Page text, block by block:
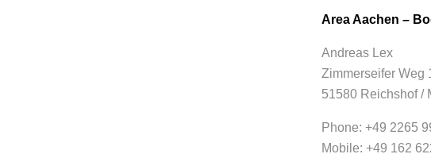
Area Aachen –
Andreas Lex
Zimmerseifer Weg
51580 Reichshof /
Phone: +49 2265
Mobile: +49 162